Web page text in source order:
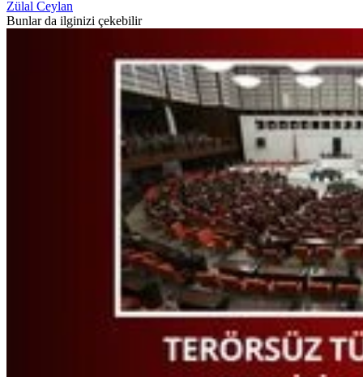
Zülal Ceylan
Bunlar da ilginizi çekebilir